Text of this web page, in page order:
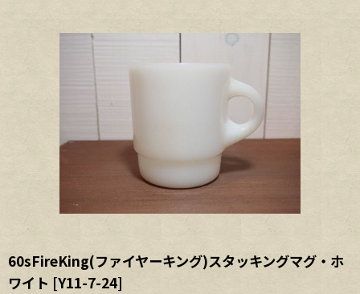
60sFireKing(ファイヤーキング)スタッキングマグ・ホ
ワイト [Y11-7-24]